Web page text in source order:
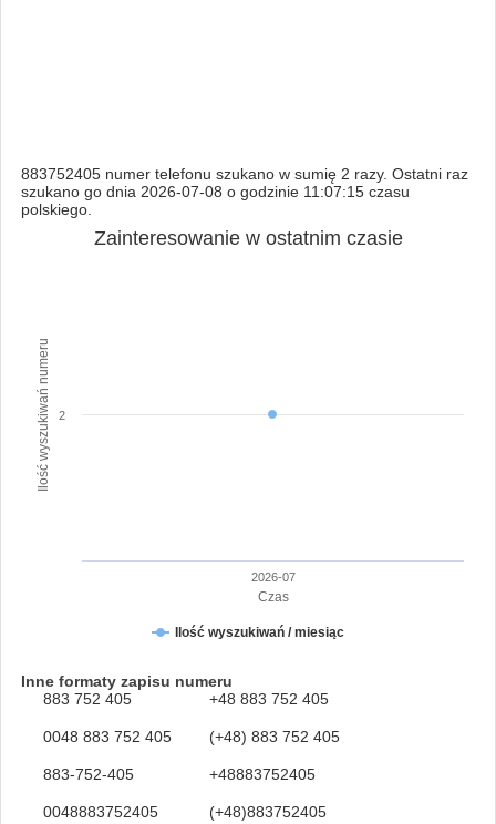
883752405 numer telefonu szukano w sumię 2 razy. Ostatni raz
szukano go dnia 2026-07-08 o godzinie 11:07:15 czasu
polskiego.
Czas
Ilość wyszukiwań numeru
Zainteresowanie w ostatnim czasie
Ilość wyszukiwań / miesiąc
2026-07
2
Inne formaty zapisu numeru
883 752 405
+48 883 752 405
0048 883 752 405 (+48) 883 752 405
883-752-405 +48883752405
0048883752405 (+48)883752405